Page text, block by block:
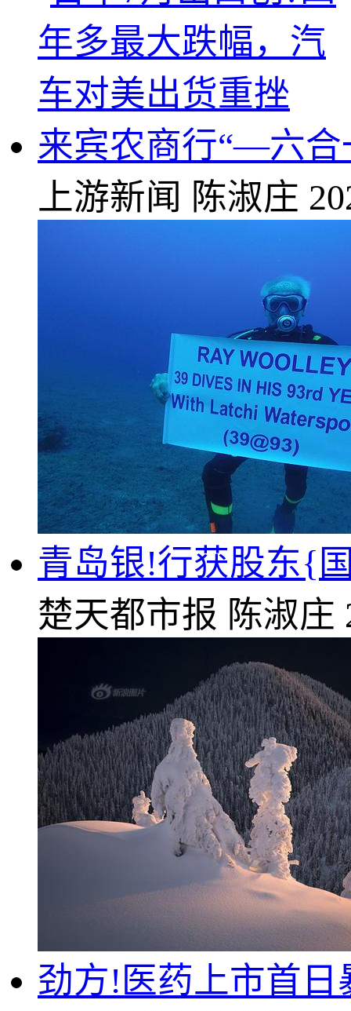
来宾农商行“—六合
上游新闻 陈淑庄
青岛银!行获股东{
楚天都市报 陈淑庄
劲方!医药上市首日